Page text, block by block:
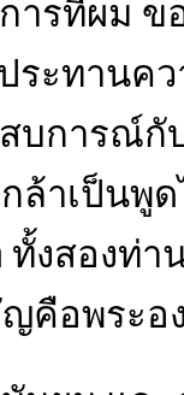
ารที่ผม ข
ระทานค
บการณ์กั
ล้าเป็นพู
ทั้งสองท่า
คือพระอ